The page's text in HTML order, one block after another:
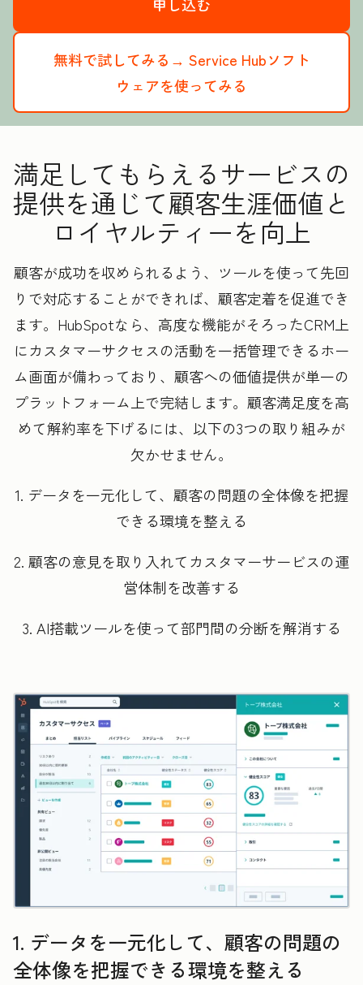
無料で試してみる→ Service Hubソフト
ウェアを使ってみる
満足してもらえるサービスの
提供を通じて顧客生涯価値と
ロイヤルティーを向上
顧客が成功を収められるよう、ツールを使って先回
りで対応することができれば、顧客定着を促進でき
ます。HubSpotなら、高度な機能がそろったCRM上
にカスタマーサクセスの活動を一括管理できるホー
ム画面が備わっており、顧客への価値提供が単一の
プラットフォーム上で完結します。顧客満足度を高
めて解約率を下げるには、以下の3つの取り組みが
欠かせません。
1. データを一元化して、顧客の問題の全体像を把握
できる環境を整える
2. 顧客の意見を取り入れてカスタマーサービスの運
営体制を改善する
3. AI搭載ツールを使って部門間の分断を解消する
1. データを一元化して、顧客の問題の
全体像を把握できる環境を整える